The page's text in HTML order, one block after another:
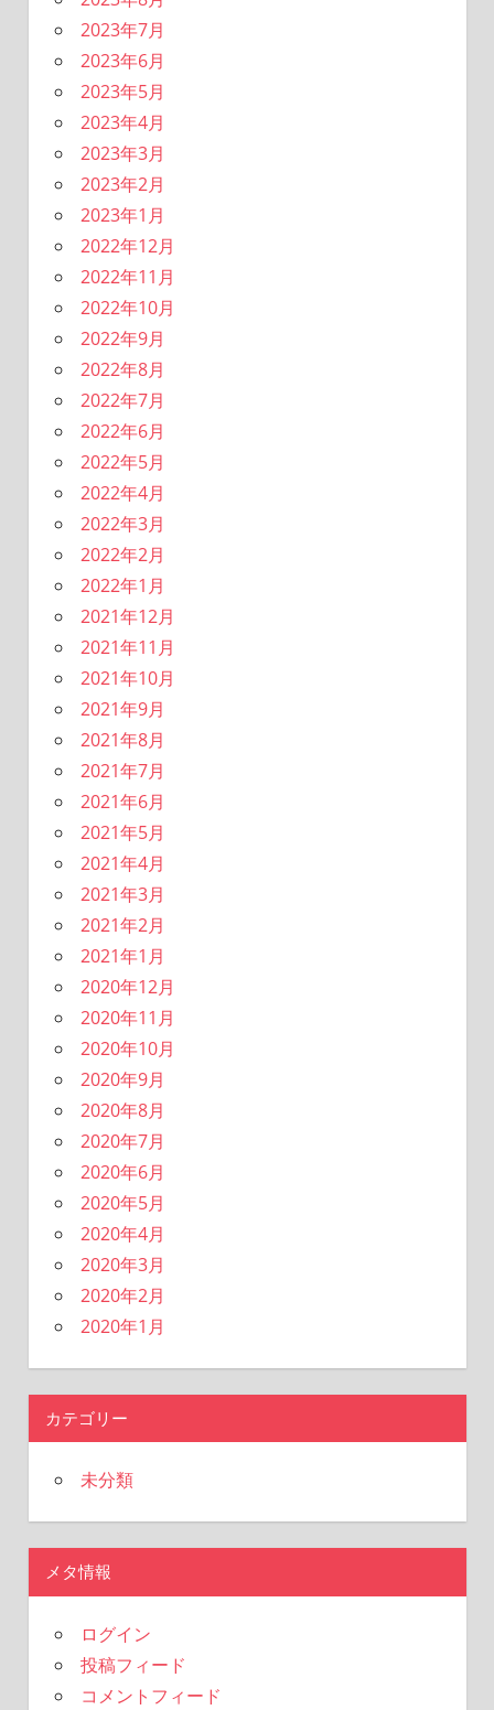
2023年7月
2023年6月
2023年5月
2023年4月
2023年3月
2023年2月
2023年1月
2022年12月
2022年11月
2022年10月
2022年9月
2022年8月
2022年7月
2022年6月
2022年5月
2022年4月
2022年3月
2022年2月
2022年1月
2021年12月
2021年11月
2021年10月
2021年9月
2021年8月
2021年7月
2021年6月
2021年5月
2021年4月
2021年3月
2021年2月
2021年1月
2020年12月
2020年11月
2020年10月
2020年9月
2020年8月
2020年7月
2020年6月
2020年5月
2020年4月
2020年3月
2020年2月
2020年1月
カテゴリー
未分類
メタ情報
ログイン
投稿フィード
コメントフィード